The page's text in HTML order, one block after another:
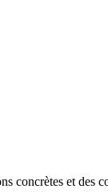
concrètes et des